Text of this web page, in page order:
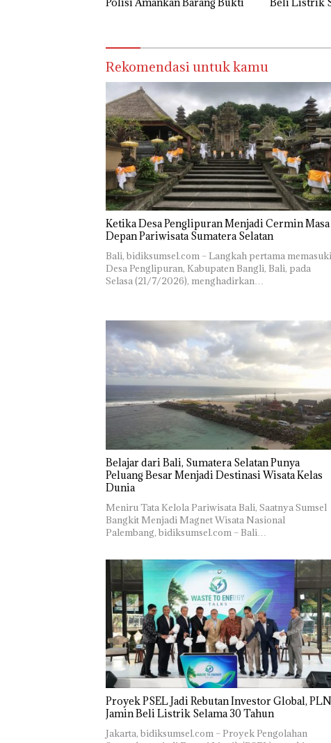
Rekomendasi untuk kamu
Ketika Desa Penglipuran Menjadi Cermin Masa
Depan Pariwisata Sumatera Selatan
Bali, bidiksumsel.com – Langkah pertama memasuki
Desa Penglipuran, Kabupaten Bangli, Bali, pada
Selasa (21/7/2026), menghadirkan…
Belajar dari Bali, Sumatera Selatan Punya
Peluang Besar Menjadi Destinasi Wisata Kelas
Dunia
Meniru Tata Kelola Pariwisata Bali, Saatnya Sumsel
Bangkit Menjadi Magnet Wisata Nasional
Palembang, bidiksumsel.com – Bali…
Proyek PSEL Jadi Rebutan Investor Global, PLN
Jamin Beli Listrik Selama 30 Tahun
Jakarta, bidiksumsel.com – Proyek Pengolahan